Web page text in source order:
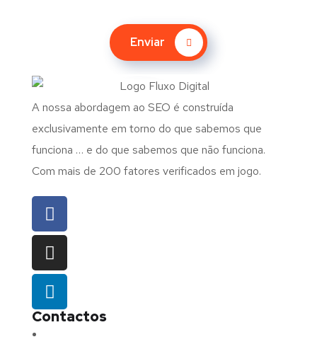
Enviar
A nossa abordagem ao SEO é construída
exclusivamente em torno do que sabemos que
funciona … e do que sabemos que não funciona.
Com mais de 200 fatores verificados em jogo.
Contactos